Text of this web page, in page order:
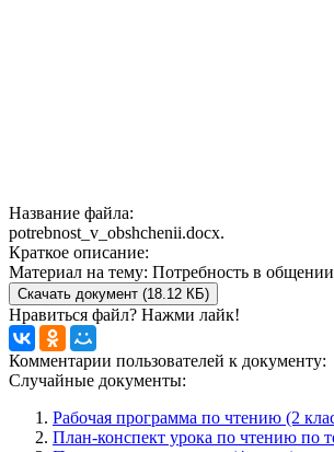
Название файла:
potrebnost_v_obshchenii.docx.
Краткое описание:
Материал на тему: Потребность в общении
Скачать документ (18.12 КБ)
Нравиться файл? Нажми лайк!
Комментарии пользователей к документу:
Случайные документы:
Рабочая программа по чтению (2
План-конспект урока по чтению по